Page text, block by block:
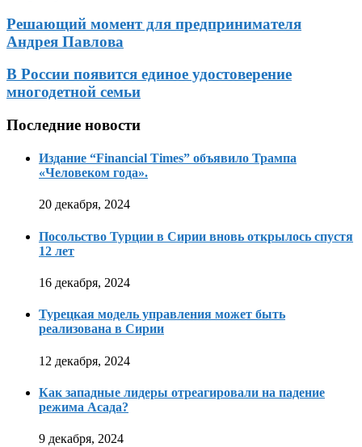
Решающий момент для предпринимателя
Андрея Павлова
В России появится единое удостоверение
многодетной семьи
Последние новости
Издание “Financial Times” объявило Трампа
«Человеком года».
20 декабря, 2024
Посольство Турции в Сирии вновь открылось спустя
12 лет
16 декабря, 2024
Турецкая модель управления может быть
реализована в Сирии
12 декабря, 2024
Как западные лидеры отреагировали на падение
режима Асада?
9 декабря, 2024